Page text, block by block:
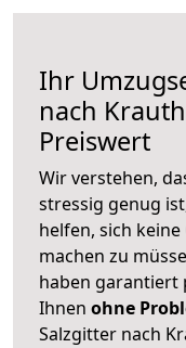
Ihr
nach
Preiswert
Wir verstehen,
stressig genug
helfen, sich
machen zu
haben garantiert
Ihnen ohne
Salzgitter nach